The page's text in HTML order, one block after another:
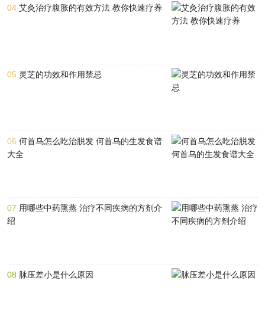
04 艾灸治疗腹胀的有效方法 教你快速疗养
05 灵芝的功效和作用禁忌
06 何首乌怎么吃治脱发 何首乌的生发食谱
大全
07 用哪些中药熏蒸 治疗不同疾病的方剂介
绍
08 脉压差小是什么原因